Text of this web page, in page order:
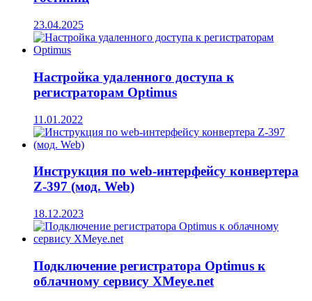
23.04.2025
Настройка удаленного доступа к
регистраторам Optimus
11.01.2022
Инструкция по web-интерфейсу конвертера
Z-397 (мод. Web)
18.12.2023
Подключение регистратора Optimus к
облачному сервису XMeye.net